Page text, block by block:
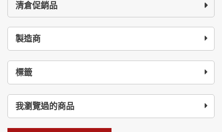
清倉促銷品
製造商
標籤
我瀏覽過的商品